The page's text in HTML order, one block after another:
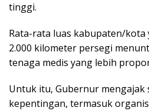
tinggi.
Rata-rata luas kabupaten/kota
2.000 kilometer persegi
tenaga medis yang lebih
Untuk itu, Gubernur mengajak
kepentingan, termasuk